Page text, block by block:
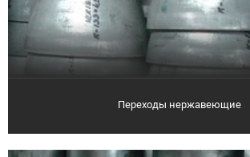
Переходы нержавеющие